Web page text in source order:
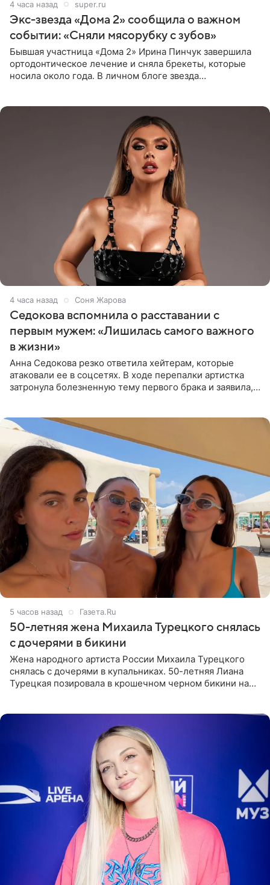
4 часа назад super.ru
Экс-звезда «Дома 2» сообщила о важном
событии: «Сняли мясорубку с зубов»
Бывшая участница «Дома 2» Ирина Пинчук завершила
ортодонтическое лечение и сняла брекеты, которые
носила около года. В личном блоге звезда
4 часа назад Соня Жарова
Седокова вспомнила о расставании с
первым мужем: «Лишилась самого важного
в жизни»
Анна Седокова резко ответила хейтерам, которые
атаковали ее в соцсетях. В ходе перепалки артистка
затронула болезненную тему первого брака и заявила,
5 часов назад Газета.Ru
50-летняя жена Михаила Турецкого снялась
с дочерями в бикини
Жена народного артиста России Михаила Турецкого
снялась с дочерями в купальниках. 50-летняя Лиана
Турецкая позировала в крошечном черном бикини на